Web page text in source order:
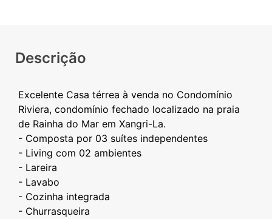
Descrição
Excelente Casa térrea à venda no Condomínio
Riviera, condomínio fechado localizado na praia
de Rainha do Mar em Xangri-La.
- Composta por 03 suítes independentes
- Living com 02 ambientes
- Lareira
- Lavabo
- Cozinha integrada
- Churrasqueira